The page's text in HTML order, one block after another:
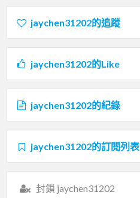
jaychen31202的追蹤
jaychen31202的Like
jaychen31202的紀錄
jaychen31202的訂閱列表
封鎖 jaychen31202